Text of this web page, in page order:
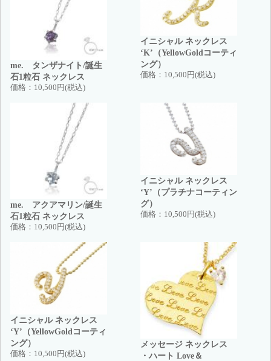
me. タンザナイト/誕生
石1粒石 ネックレス
価格： 10,500円(税込)
イニシャル ネックレス
‘K’（YellowGoldコーティ
ング）
価格： 10,500円(税込)
me. アクアマリン/誕生
石1粒石 ネックレス
価格： 10,500円(税込)
イニシャル ネックレス
‘Y’（プラチナコーティン
グ）
価格： 10,500円(税込)
イニシャル ネックレス
‘Y’（YellowGoldコーティ
ング）
価格： 10,500円(税込)
メッセージ ネックレス
・ハート Love＆